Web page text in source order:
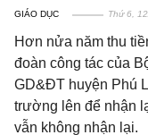
GIÁO DỤC Thứ 6,
Hơn nửa năm thu
đoàn công tác của
GD&ĐT huyện Phú
trường lên để nhận
vẫn không nhận lại.